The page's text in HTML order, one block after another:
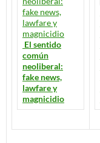
El sentido
común
neoliberal:
fake news,
lawfare y
magnicidio